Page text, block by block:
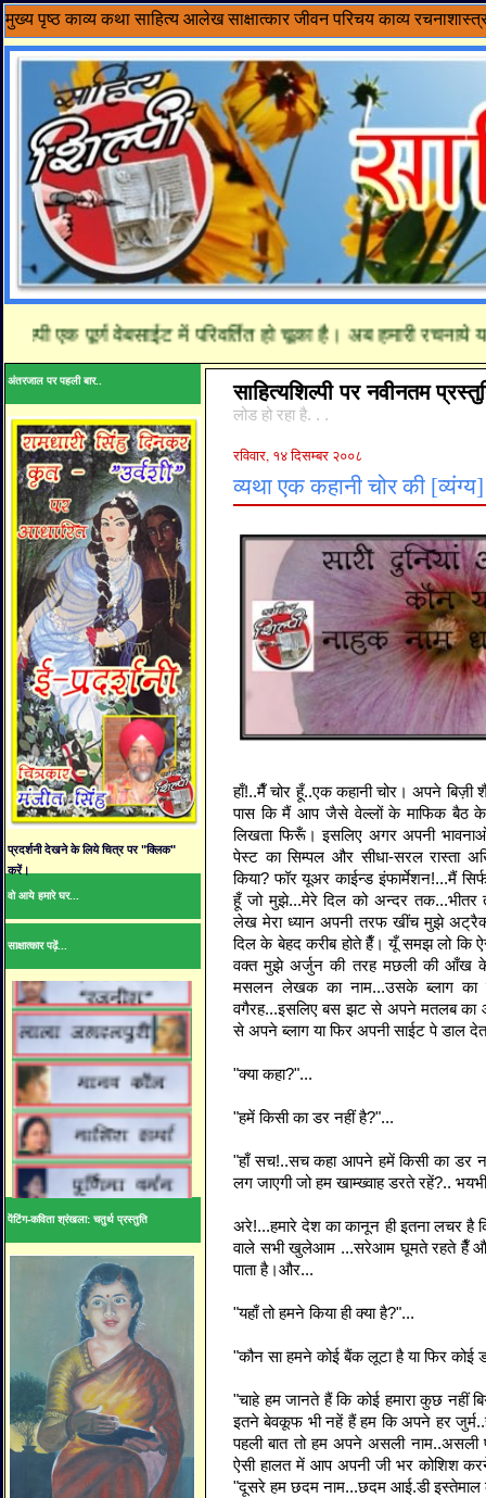
मुख्य पृष्ठ काव्य कथा साहित्य आलेख साक्षात्कार जीवन परिचय काव्य
पूर्ण वेबसाईट में परिवर्तित हो चूका है। अब हमारी रचनाये
अंतरजाल पर पहली बार..
प्रदर्शनी देखने के लिये चित्र पर "क्लिक"
करें।
वो आये हमारे घर...
साक्षात्कार पढ़ें...
पेंटिंग-कविता श्रंखला: चतुर्थ प्रस्तुति
साहित्यशिल्पी पर नवीनतम
लोड हो रहा है. . .
रविवार, १४ दिसम्बर २००८
व्यथा एक कहानी चोर की
हाँ!..मैँ चोर हूँ..एक कहानी चोर। अपने
पास कि मैं आप जैसे वेल्लों के माफिक बैठ के
लिखता फिरूँ। इसलिए अगर अपनी
पेस्ट का सिम्पल और सीधा-सरल रास्ता
किया? फॉर यूअर काईन्ड इंफार्मेशन!...मैं
हूँ जो मुझे...मेरे दिल को अन्दर तक...भीतर
लेख मेरा ध्यान अपनी तरफ खींच मुझे
दिल के बेहद करीब होते हैँ। यूँ समझ लो कि
वक्त मुझे अर्जुन की तरह मछली की आँख
मसलन लेखक का नाम...उसके ब्लाग का
वगैरह...इसलिए बस झट से अपने मतलब का
से अपने ब्लाग या फिर अपनी साईट पे डाल
"क्या कहा?"...
"हमें किसी का डर नहीं है?"...
"हाँ सच!..सच कहा आपने हमें किसी का डर
लग जाएगी जो हम खाम्ख्वाह डरते रहें?..
अरे!...हमारे देश का कानून ही इतना लचर है
वाले सभी खुलेआम ...सरेआम घूमते रहते हैँ और
पाता है।और...
"यहाँ तो हमने किया ही क्या है?"...
"कौन सा हमने कोई बैंक लूटा है या फिर कोई
"चाहे हम जानते हैं कि कोई हमारा कुछ नहीं
इतने बेवकूफ भी नहें हैं हम कि अपने हर
पहली बात तो हम अपने असली नाम..असली
ऐसी हालत में आप अपनी जी भर कोशिश
"दूसरे हम छदम नाम...छदम आई.डी इस्तेमाल